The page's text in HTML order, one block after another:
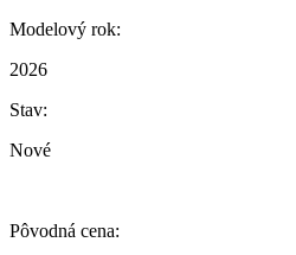
Modelový rok:
2026
Stav:
Nové
Pôvodná cena: